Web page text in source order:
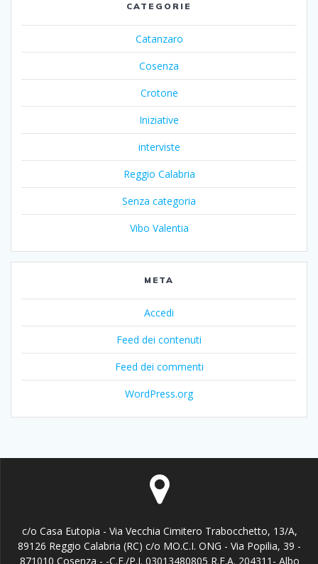
CATEGORIE
Catanzaro
Cosenza
Crotone
Iniziative
interviste
Reggio Calabria
Senza categoria
Vibo Valentia
META
Accedi
Feed dei contenuti
Feed dei commenti
WordPress.org
c/o Casa Eutopia - Via Vecchia Cimitero Trabocchetto, 13/A,
89126 Reggio Calabria (RC) c/o MO.C.I. ONG - Via Popilia, 39 -
871010 Cosenza - -C.F./P.I. 03013480805 R.E.A. 204311- Albo